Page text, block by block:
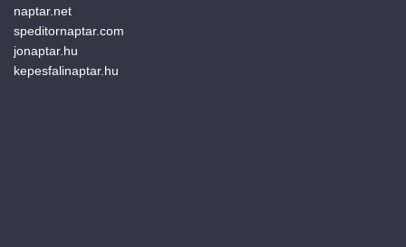
naptar.net
speditornaptar.com
jonaptar.hu
kepesfalinaptar.hu